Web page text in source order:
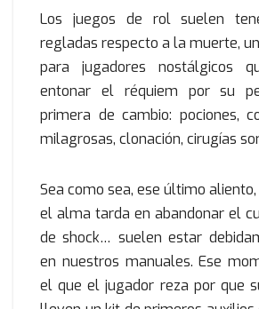
Los juegos de rol suelen
regladas respecto a la muerte,
para jugadores nostálgicos
entonar el réquiem por su
primera de cambio: pociones,
milagrosas, clonación, cirugías
Sea como sea, ese último
el alma tarda en abandonar el
de shock… suelen estar
en nuestros manuales. Ese
el que el jugador reza por que